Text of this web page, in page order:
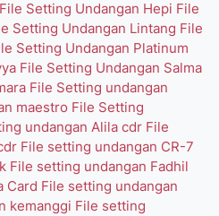
File Setting Undangan Hepi File
Setting Undangan Lintang File
Setting Undangan Platinum
File Setting Undangan Salma
File Setting undangan
maestro File Setting
undangan Alila cdr File
File setting undangan CR-7
File setting undangan Fadhil
Card File setting undangan
kemanggi File setting